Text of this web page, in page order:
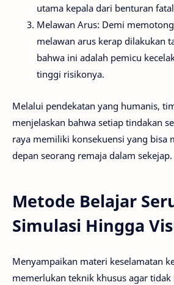
utama kepala dari benturan
Melawan Arus: Demi
melawan arus kerap dilakukan
bahwa ini adalah pemicu
tinggi risikonya.
Melalui pendekatan yang humanis,
menjelaskan bahwa setiap tindakan
raya memiliki konsekuensi yang bisa
depan seorang remaja dalam sekejap.
Metode Belajar
Simulasi Hingga
Menyampaikan materi keselamatan
memerlukan teknik khusus agar tidak